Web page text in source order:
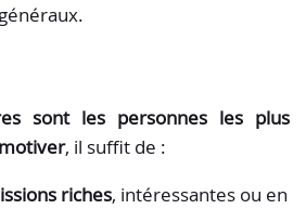
sont les personnes les plus
, il suffit de :
riches, intéressantes ou en